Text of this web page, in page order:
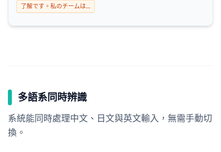
了解です。私のチームは...
多語系同時辨識
系統能同時處理中文、日文與英文輸入，無需手動切
換。